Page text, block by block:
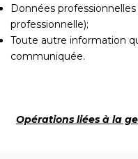
Données
professionnelle);
Toute autre information
communiquée.
Opérations liées à la